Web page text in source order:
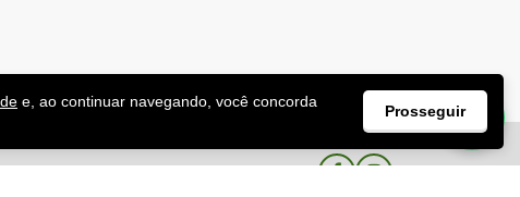
e, ao continuar navegando, você concorda
Prosseguir